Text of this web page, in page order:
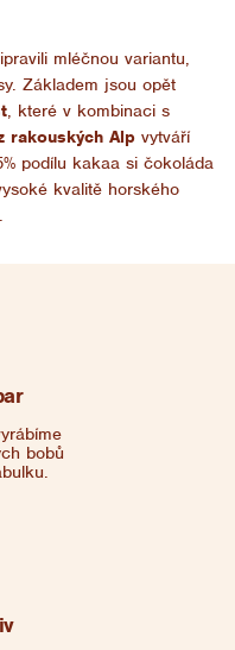
bobů
mléčnou variantu,
Základem jsou opět
, které v kombinaci s
rakouských Alp vytváří
podílu kakaa si čokoláda
kvalitě horského